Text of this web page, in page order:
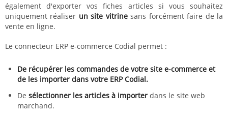
également d'exporter vos fiches articles si vous souhaitez
uniquement réaliser un site vitrinesans forcément faire de la
vente en ligne.
Le connecteur ERP e-commerce Codial permet :
De récupérer les commandes de votre site e-commerce et
de les importer dans votre ERP Codial.
De sélectionner les articles à importer dans le site web
marchand.